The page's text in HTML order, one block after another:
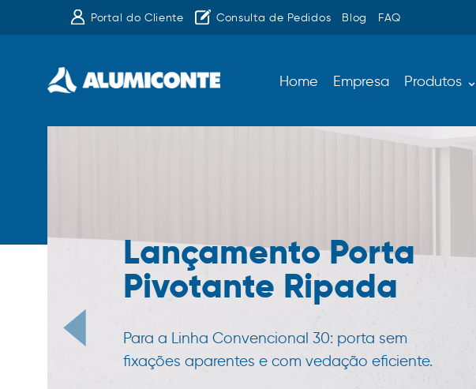
Portal do Cliente Consulta de Pedidos Blog FAQ
Home Empresa Produtos ⌄
Lançamento Porta
Pivotante Ripada
Para a Linha Convencional 30: porta sem
fixações aparentes e com vedação eficiente.